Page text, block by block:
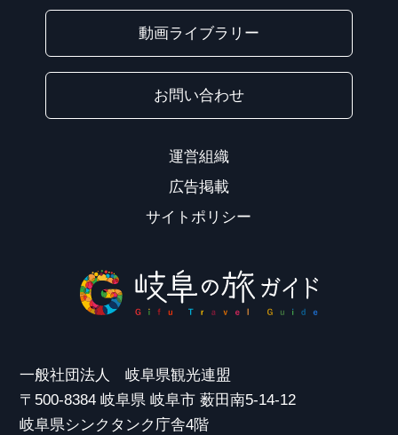
動画ライブラリー
お問い合わせ
運営組織
広告掲載
サイトポリシー
一般社団法人 岐阜県観光連盟
〒500-8384 岐阜県 岐阜市 薮田南5-14-12
岐阜県シンクタンク庁舎4階